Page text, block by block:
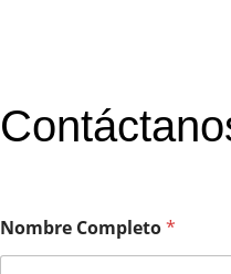
Nombre Completo*